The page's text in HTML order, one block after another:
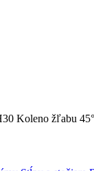
Koleno žľabu 45°